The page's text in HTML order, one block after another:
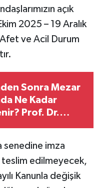
açık
2025 – 19 Aralık
ve Acil Durum
Sonra Mezar
Ne Kadar
Prof. Dr.
senedine imza
teslim edilmeyecek,
Kanunla değişik